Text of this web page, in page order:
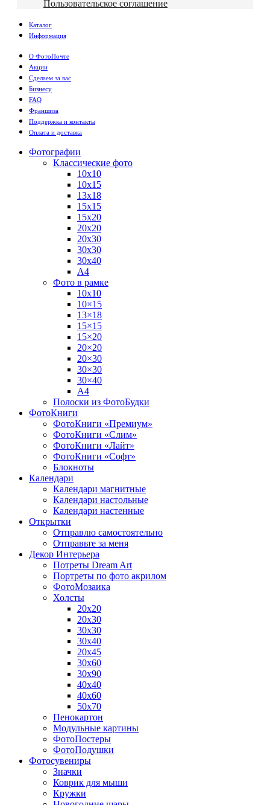
Пользовательское соглашение
Каталог
Информация
О ФотоПочте
Акции
Сделаем за вас
Бизнесу
FAQ
Франшиза
Поддержка и контакты
Оплата и доставка
Фотографии
Классические фото
10х10
10х15
13х18
15х15
15х20
20х20
20х30
30х30
30х40
А4
Фото в рамке
10х10
10×15
13×18
15×15
15×20
20×20
20×30
30×30
30×40
A4
Полоски из ФотоБудки
ФотоКниги
ФотоКниги «Премиум»
ФотоКниги «Слим»
ФотоКниги «Лайт»
ФотоКниги «Софт»
Блокноты
Календари
Календари магнитные
Календари настольные
Календари настенные
Открытки
Отправлю самостоятельно
Отправьте за меня
Декор Интерьера
Потреты Dream Art
Портреты по фото акрилом
ФотоМозаика
Холсты
20х20
20х30
30х30
30х40
20х45
30х60
30х90
40х40
40х60
50х70
Пенокартон
Модульные картины
ФотоПостеры
ФотоПодушки
Фотоcувениры
Значки
Коврик для мыши
Кружки